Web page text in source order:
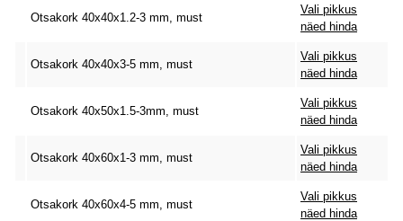
Otsakork 40x40x1.2-3 mm, must
Vali pikkus
näed hinda
Otsakork 40x40x3-5 mm, must
Vali pikkus
näed hinda
Otsakork 40x50x1.5-3mm, must
Vali pikkus
näed hinda
Otsakork 40x60x1-3 mm, must
Vali pikkus
näed hinda
Otsakork 40x60x4-5 mm, must
Vali pikkus
näed hinda